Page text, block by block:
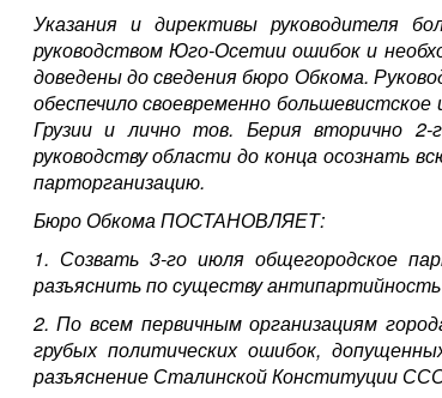
Указания и директивы руководителя
руководством Юго-Осетии ошибок и
доведены до сведения бюро Обкома.
обеспечило своевременно
Грузии и лично тов. Берия вторично
руководству области до конца осознать
парторганизацию.
Бюро Обкома ПОСТАНОВЛЯЕТ:
1. Созвать 3-го июля общегородское
разъяснить по существу
2. По всем первичным организациям
грубых политических ошибок,
разъяснение Сталинской Конституции